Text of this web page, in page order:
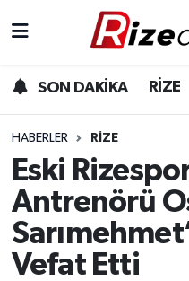
SON DAKİKA RİZE
HABERLER RIZE
Eski
Antrenörü
Vefat Etti
Gündem
Yurttan Haberler
Ekonomi
Teknoloji
Rize Hava Durumu
Rize Namaz Vakitleri
Rize Trafik
Süper Lig Puan